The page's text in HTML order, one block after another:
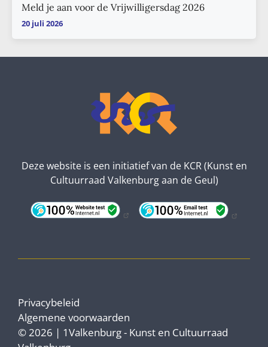
Meld je aan voor de Vrijwilligersdag 2026
20 juli 2026
Deze website is een initiatief van de KCR (Kunst en
Cultuurraad Valkenburg aan de Geul)
© 2026 | 1Valkenburg - Kunst en Cultuurraad
Privacybeleid
Algemene voorwaarden